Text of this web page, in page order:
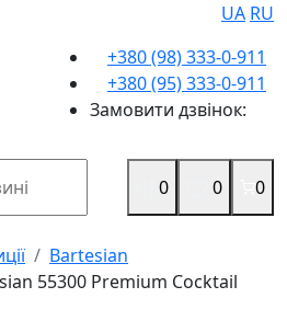
UA RU
+380 (98) 333-0-911
+380 (95) 333-0-911
Замовити дзвінок:
0 0
0
Bartesian
55300 Premium Cocktail